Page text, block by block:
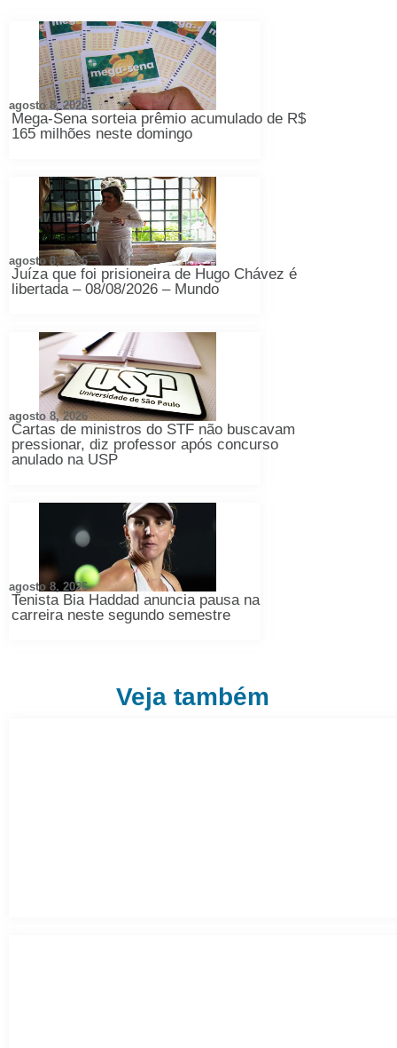
Mega-Sena sorteia prêmio acumulado de R$
165 milhões neste domingo
agosto 8, 2026
Juíza que foi prisioneira de Hugo Chávez é
libertada – 08/08/2026 – Mundo
agosto 8, 2026
Cartas de ministros do STF não buscavam
pressionar, diz professor após concurso
anulado na USP
agosto 8, 2026
Tenista Bia Haddad anuncia pausa na
carreira neste segundo semestre
agosto 8, 2026
Veja também